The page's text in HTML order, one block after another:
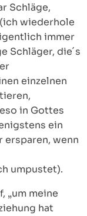
Schläge,
wiederhole
immer
Schläger, die´s
einzelnen
in Gottes
ein
ersparen, wenn
umpustet).
„um meine
hat